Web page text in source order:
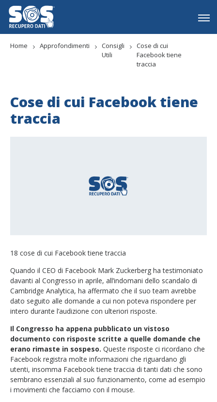
Home Approfondimenti
Consigli
Utili
Cose di cui
Facebook tiene
traccia
Cose di cui Facebook tiene
traccia
18 cose di cui Facebook tiene traccia
Quando il CEO di Facebook Mark Zuckerberg ha testimoniato
davanti al Congresso in aprile, all’indomani dello scandalo di
Cambridge Analytica, ha affermato che il suo team avrebbe
dato seguito alle domande a cui non poteva rispondere per
intero durante l’audizione con ulteriori risposte.
Il Congresso ha appena pubblicato un vistoso
documento con risposte scritte a quelle domande che
erano rimaste in sospeso. Queste risposte ci ricordano che
Facebook registra molte informazioni che riguardano gli
utenti, insomma Facebook tiene traccia di tanti dati che sono
sembrano essenziali al suo funzionamento, come ad esempio
i movimenti che facciamo con il mouse.